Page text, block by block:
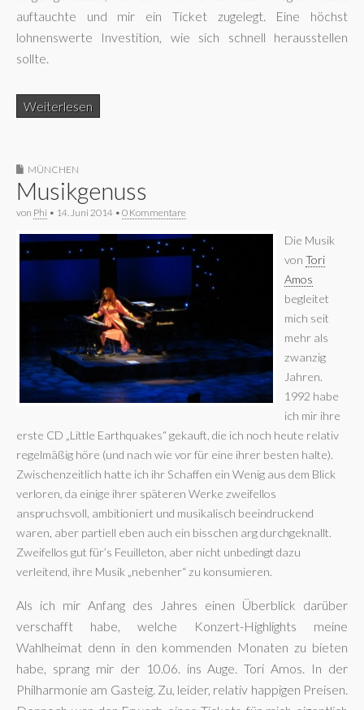
auftauchte und mir ein Ticket zugelegt. Eine höchst
lohnenswerte Investition, wie sich schnell herausstellen
sollte.
Weiterlesen
MÜNCHEN
Musikgenuss
von Phi • 14. Juni 2014 • 0 Kommentare
Die Musik
von Tori
Amos
begleitet
mich seit
mehr als
zwanzig
Jahren.
1992 habe
ich mir ihre
erste CD „Little Earthquakes“ gekauft, die ich noch heute relativ
regelmäßig höre (und nach wie vor für eine ihrer besten halte).
Zwischenzeitlich hatte ich ihr Schaffen ein Wenig aus dem Blick
verloren, da einige ihrer späteren Werke zweifellos
anspruchsvoll, ambitioniert und musikalisch beeindruckend
waren, aber partiell eben auch ein bisschen arg durchgeknallt.
Zweifellos gut für’s Feuilleton, aber nicht unbedingt dazu
verleitend, ihre Musik „nebenher“ zu konsumieren.
Als ich mir Anfang des Jahres einen Überblick darüber
verschafft habe, welche Konzert-Highlights meine
Wahlheimat denn in den kommenden Monaten zu bieten
habe, sprang mir der 10.06. ins Auge. Tori Amos. In der
Philharmonie am Gasteig. Zu, leider, relativ happigen Preisen.